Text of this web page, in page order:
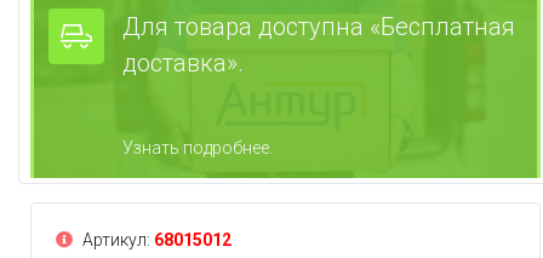
Для товара доступна «Бесплатная
доставка».
Узнать подробнее.
Артикул: 68015012